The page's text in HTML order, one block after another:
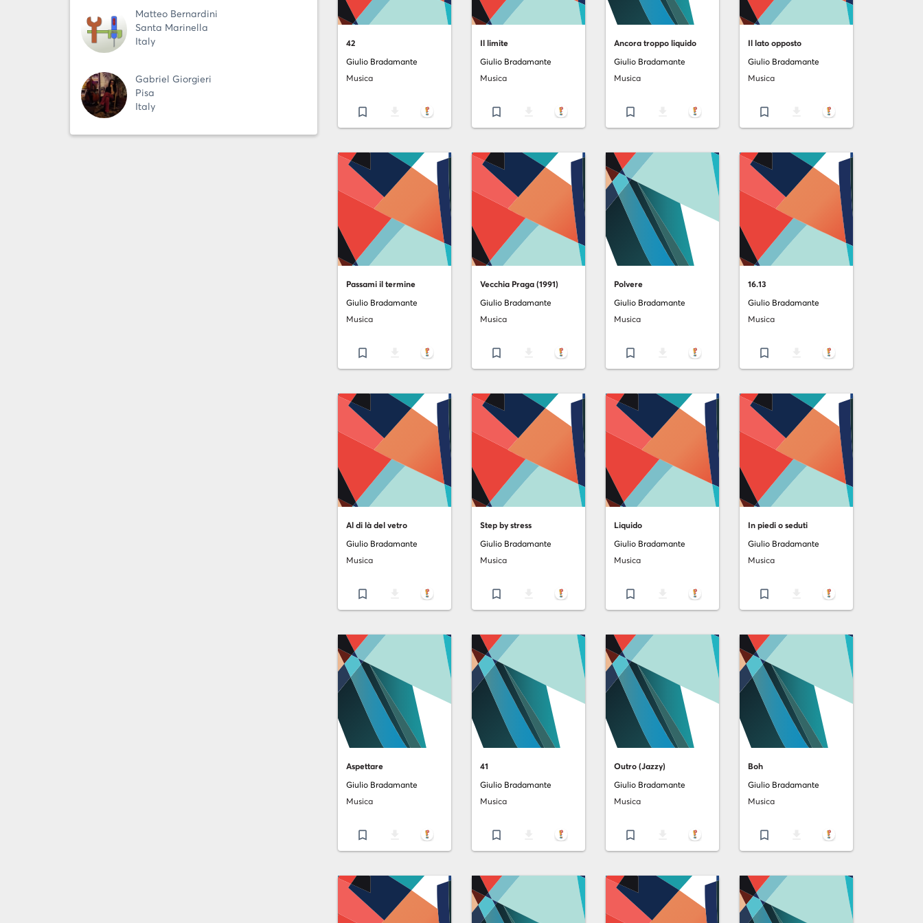
Matteo Bernardini
Santa Marinella
Italy
Gabriel Giorgieri
Pisa
Italy
42
Giulio Bradamante
Musica
bookmark_border
Il limite
Giulio Bradamante
Musica
bookmark_border
Ancora troppo liquido
Giulio Bradamante
Musica
bookmark_border
Il lato opposto
Giulio Bradamante
Musica
bookmark_border
Passami il termine
Giulio Bradamante
Musica
bookmark_border
Vecchia Praga (1991)
Giulio Bradamante
Musica
bookmark_border
Polvere
Giulio Bradamante
Musica
bookmark_border
16.13
Giulio Bradamante
Musica
bookmark_border
Al di là del vetro
Giulio Bradamante
Musica
bookmark_border
Step by stress
Giulio Bradamante
Musica
bookmark_border
Liquido
Giulio Bradamante
Musica
bookmark_border
In piedi o seduti
Giulio Bradamante
Musica
bookmark_border
Aspettare
Giulio Bradamante
Musica
bookmark_border
41
Giulio Bradamante
Musica
bookmark_border
Outro (Jazzy)
Giulio Bradamante
Musica
bookmark_border
Boh
Giulio Bradamante
Musica
bookmark_border